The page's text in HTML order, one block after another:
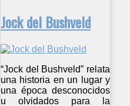
Jock del Bushveld
“Jock del Bushveld” relata
una historia en un lugar y
una época desconocidos
u olvidados para la